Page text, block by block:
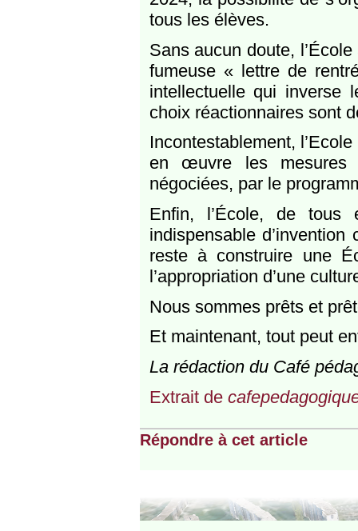
tous les élèves.
Sans aucun doute,
fumeuse « lettre de
intellectuelle qui inverse
choix réactionnaires sont
Incontestablement,
en œuvre les mesures
négociées, par le
Enfin, l’École, de
indispensable
reste à construire une
l’appropriation d’une
Nous sommes prêts et
Et maintenant, tout peut
La rédaction du Café
Extrait de
Répondre à cet article